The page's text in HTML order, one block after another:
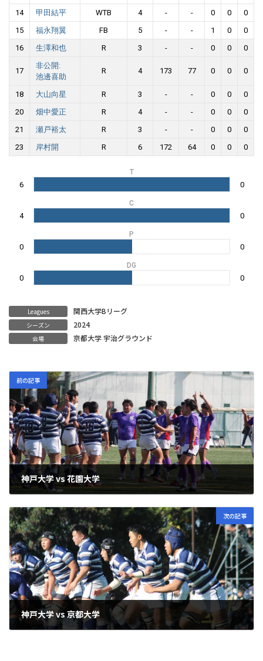
14
甲田結平 WTB 4 - - 0 0 0
15
福永翔翼 FB 5 - - 1 0 0
16
生澤和也 R 3 - - 0 0 0
17
非公開:
池邊喜助
R 4 173 77 0 0 0
18 大山向星 R 3 - - 0 0 0
20
畑中愛正 R 4 - - 0 0 0
21
瀬戸裕太 R 3 - - 0 0 0
23
岸村開 R 6 172 64 0 0 0
T
6 0
C
4 0
P
0 0
DG
0 0
Leagues 関西大学Bリーグ
シーズン 2024
会場 京都大学 宇治グラウンド
前の記事
神戸大学 vs 花園大学
2024年11月3日
次の記事
神戸大学 vs 京都大学
2024年12月1日